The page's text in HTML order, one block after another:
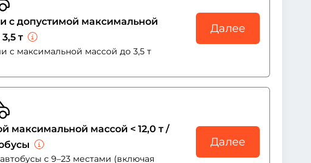
с допустимой максимальной
т
с максимальной массой до 3,5 т
Далее
максимальной массой < 12,0 т /
с 9–23 местами (включая
Далее